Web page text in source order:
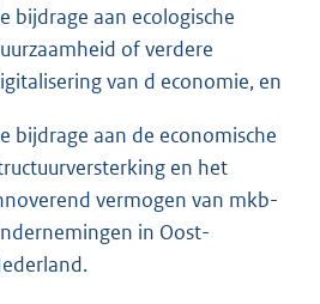
bijdrage aan ecologische
of verdere
van d economie, en
bijdrage aan de economische
en het
vermogen van mkb-
in Oost-